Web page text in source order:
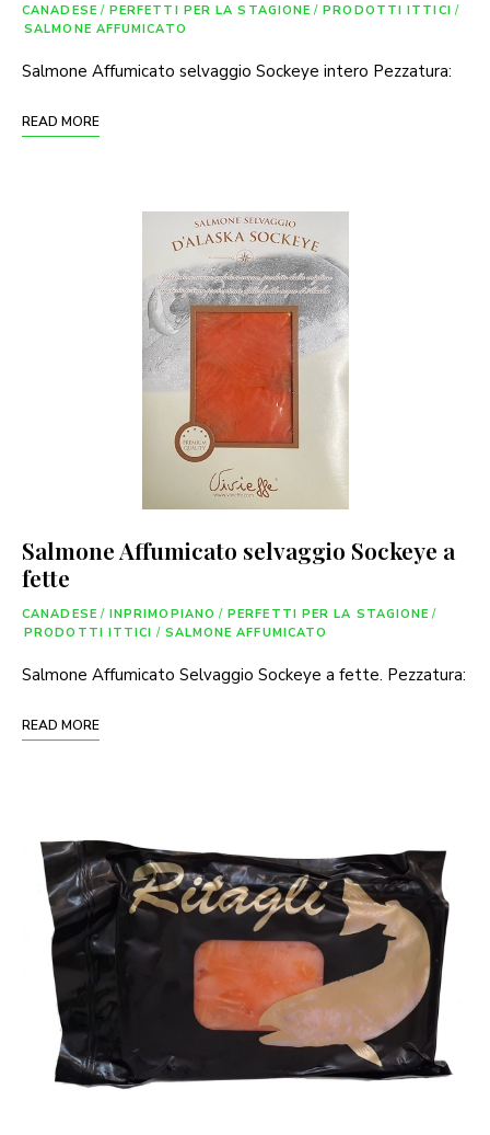
CANADESE / PERFETTI PER LA STAGIONE / PRODOTTI ITTICI /
SALMONE AFFUMICATO
Salmone Affumicato selvaggio Sockeye intero Pezzatura:
READ MORE
Salmone Affumicato selvaggio Sockeye a
fette
CANADESE / INPRIMOPIANO / PERFETTI PER LA STAGIONE /
PRODOTTI ITTICI / SALMONE AFFUMICATO
Salmone Affumicato Selvaggio Sockeye a fette. Pezzatura:
READ MORE